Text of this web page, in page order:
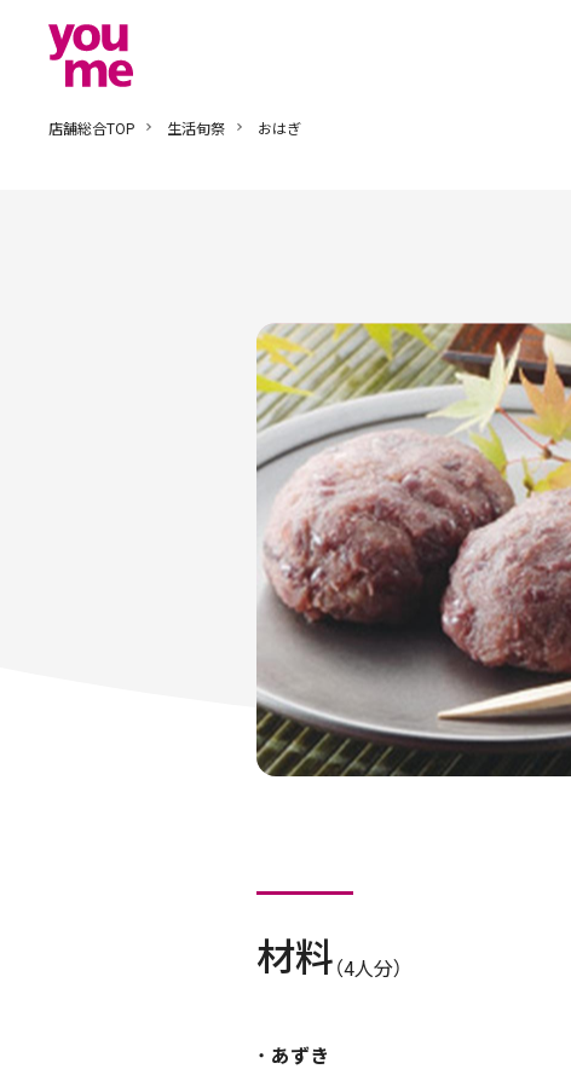
店舗総合TOP 生活旬祭 おはぎ
材料 （4人分）
あずき